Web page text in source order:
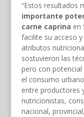
“Estos resultados
importante
carne caprina en
facilite su acceso
atributos
sostuvieron las
pero con
el consumo
entre productores
nutricionistas,
nacional,